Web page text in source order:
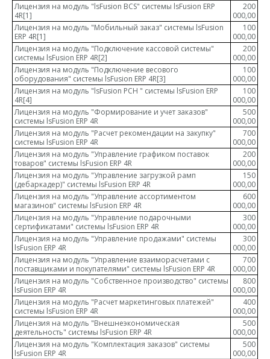
Лицензия на модуль "lsFusion BCS" системы lsFusion ERP
4R[1]
200
000,00
Лицензия на модуль "Мобильный заказ" системы lsFusion
ERP 4R[1]
100
000,00
Лицензия на модуль "Подключение кассовой системы"
системы lsFusion ERP 4R[2]
200
000,00
Лицензия на модуль "Подключение весового
оборудования" системы lsFusion ERP 4R[3]
100
000,00
Лицензия на модуль "lsFusion PCH " системы lsFusion ERP
4R[4]
100
000,00
Лицензия на модуль "Формирование и учет заказов"
системы lsFusion ERP 4R
500
000,00
Лицензия на модуль "Расчет рекомендации на закупку"
системы lsFusion ERP 4R
700
000,00
Лицензия на модуль "Управление графиком поставок
товаров" системы lsFusion ERP 4R
200
000,00
Лицензия на модуль "Управление загрузкой рамп
(дебаркадер)" системы lsFusion ERP 4R
150
000,00
Лицензия на модуль "Управление ассортиментом
магазинов" системы lsFusion ERP 4R
600
000,00
Лицензия на модуль "Управление подарочными
сертификатами" системы lsFusion ERP 4R
300
000,00
Лицензия на модуль "Управление продажами" системы
lsFusion ERP 4R
300
000,00
Лицензия на модуль "Управление взаиморасчетами с
поставщиками и покупателями" системы lsFusion ERP 4R
700
000,00
Лицензия на модуль "Собственное производство" системы
lsFusion ERP 4R
800
000,00
Лицензия на модуль "Расчет маркетинговых платежей"
системы lsFusion ERP 4R
400
000,00
Лицензия на модуль "Внешнеэкономическая
деятельность" системы lsFusion ERP 4R
500
000,00
Лицензия на модуль "Комплектация заказов" системы
lsFusion ERP 4R
500
000,00